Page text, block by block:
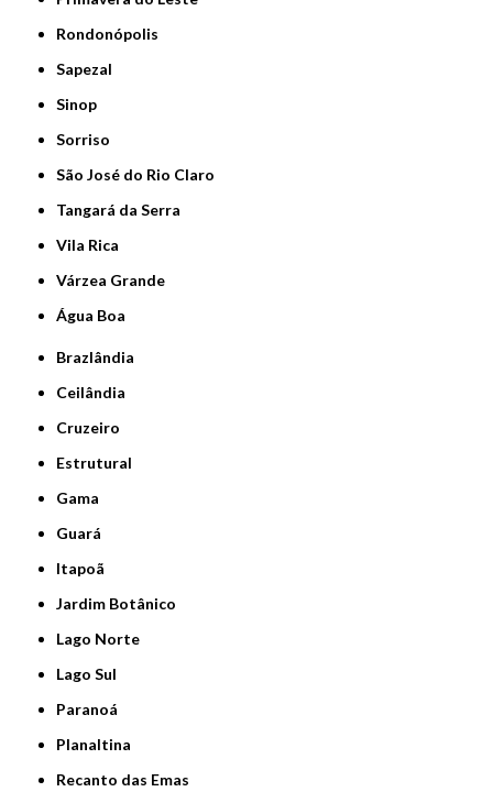
Rondonópolis
Sapezal
Sinop
Sorriso
São José do Rio Claro
Tangará da Serra
Vila Rica
Várzea Grande
Água Boa
Brazlândia
Ceilândia
Cruzeiro
Estrutural
Gama
Guará
Itapoã
Jardim Botânico
Lago Norte
Lago Sul
Paranoá
Planaltina
Recanto das Emas